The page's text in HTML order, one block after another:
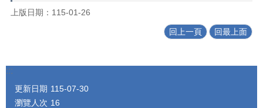
上版日期：115-01-26
回上一頁 回最上面
:::
更新日期 115-07-30
瀏覽人次 16